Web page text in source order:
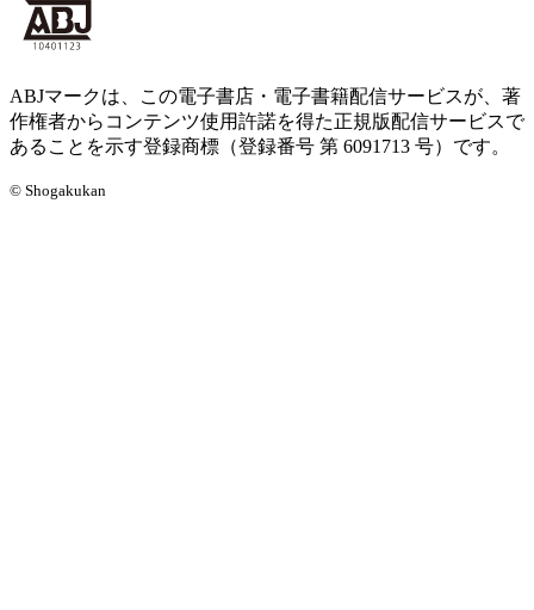
ABJマークは、この電子書店・電子書籍配信サービスが、著
作権者からコンテンツ使用許諾を得た正規版配信サービスで
あることを示す登録商標（登録番号 第 6091713 号）です。
© Shogakukan